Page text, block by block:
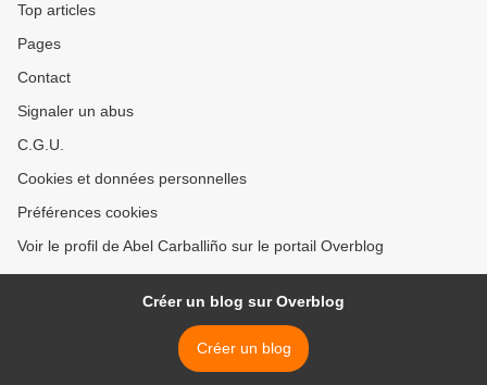
Top articles
Pages
Contact
Signaler un abus
C.G.U.
Cookies et données personnelles
Préférences cookies
Voir le profil de Abel Carballiño sur le portail Overblog
Créer un blog sur Overblog
Créer un blog